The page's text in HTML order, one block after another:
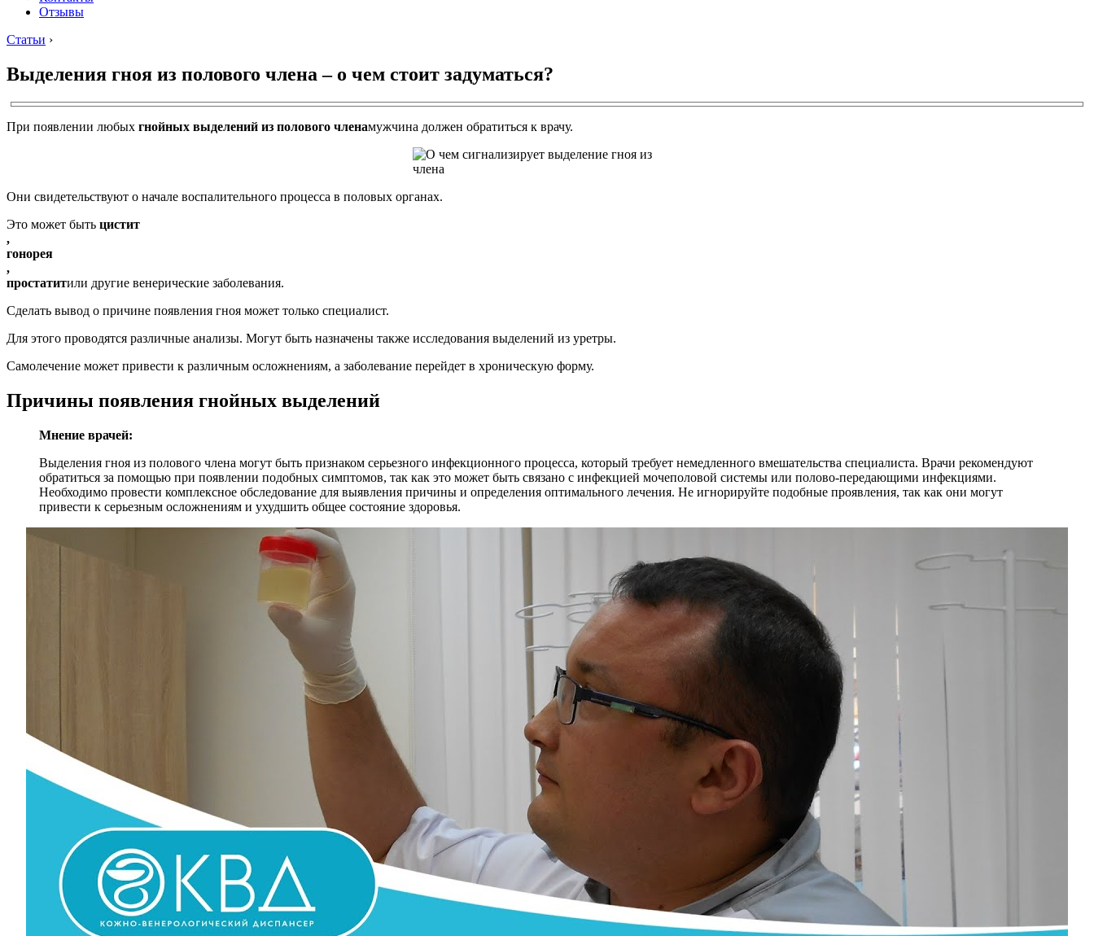
Отзывы
Статьи ›
Выделения гноя из полового члена – о чем стоит задуматься?
При появлении любых гнойных выделений из полового членамужчина должен обратиться к врачу.
Они свидетельствуют о начале воспалительного процесса в половых органах.
Это может быть цистит
,
гонорея
,
простатитили другие венерические заболевания.
Сделать вывод о причине появления гноя может только специалист.
Для этого проводятся различные анализы. Могут быть назначены также исследования выделений из уретры.
Самолечение может привести к различным осложнениям, а заболевание перейдет в хроническую форму.
Причины появления гнойных выделений
Мнение врачей:
Выделения гноя из полового члена могут быть признаком серьезного инфекционного процесса, который требует немедленного вмешательства специалиста. Врачи рекомендуют
обратиться за помощью при появлении подобных симптомов, так как это может быть связано с инфекцией мочеполовой системы или полово-передающими инфекциями.
Необходимо провести комплексное обследование для выявления причины и определения оптимального лечения. Не игнорируйте подобные проявления, так как они могут
привести к серьезным осложнениям и ухудшить общее состояние здоровья.